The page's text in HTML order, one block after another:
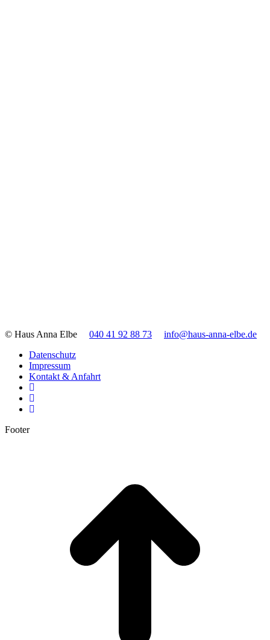
© Haus Anna Elbe 040 41 92 88 73
info@haus-anna-elbe.de
Datenschutz
Impressum
Kontakt & Anfahrt
Footer